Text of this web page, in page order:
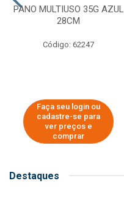
PANO MULTIUSO 35G AZUL
28CM
Código: 62247
Faça seu login ou
cadastre-se para
ver preços e
comprar
Destaques